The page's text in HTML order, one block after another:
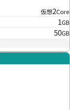
仮想2Core
1GB
50GB